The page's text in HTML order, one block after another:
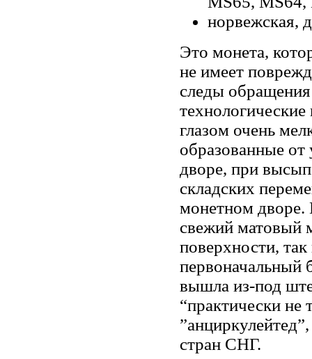
норвежская,
Это монета,
не имеет
следы
глазом очень
образованные
дворе, при
складских
монетном дворе.
свежий матовый
поверхности,
первоначальный
вышла из-под
“практически не
стран СНГ.